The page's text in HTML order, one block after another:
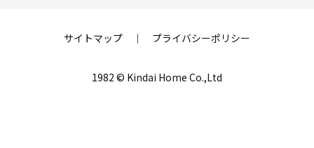
サイトマップ ｜ プライバシーポリシー
1982 © Kindai Home Co.,Ltd